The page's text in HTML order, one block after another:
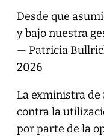
Desde que
y bajo nuestra
— Patricia
2026
La exministra de
contra la
por parte de la